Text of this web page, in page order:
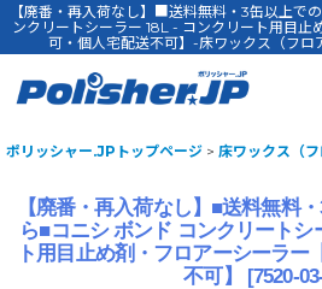
【廃番・再入荷なし】■送料無料・3缶以上で
ンクリートシーラー 18L - コンクリート用目止
可・個人宅配送不可】-床ワックス（フロ
ポリッシャー.JPトップページ > 床ワックス（フ
【廃番・再入荷なし】■送料無料
ら■コニシ ボンド コンクリートシ
ト用目止め剤・フロアーシーラー
不可】
[7520-